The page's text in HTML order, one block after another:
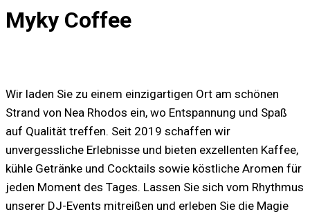
der
Vergangenheit
Myky Coffee
Wir laden Sie zu einem einzigartigen Ort am schönen
Strand von Nea Rhodos ein, wo Entspannung und Spaß
auf Qualität treffen. Seit 2019 schaffen wir
unvergessliche Erlebnisse und bieten exzellenten Kaffee,
kühle Getränke und Cocktails sowie köstliche Aromen für
jeden Moment des Tages. Lassen Sie sich vom Rhythmus
unserer DJ-Events mitreißen und erleben Sie die Magie